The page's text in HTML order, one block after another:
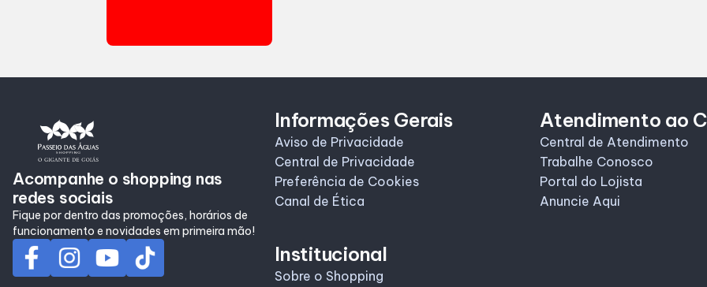
Acompanhe o shopping nas
redes sociais
Fique por dentro das promoções, horários de
funcionamento e novidades em primeira mão!
Informações Gerais
Aviso de Privacidade
Central de Privacidade
Preferência de Cookies
Canal de Ética
Institucional
Sobre o Shopping
Atendimento ao
Central de Atendimento
Trabalhe Conosco
Portal do Lojista
Anuncie Aqui